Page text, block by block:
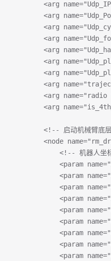
<arg
<arg
<arg
<arg
<arg
<arg
<arg
<arg
<arg name="radio
<arg
<!-- 启动机械臂底
<node
<!-- 机器人坐
<param
<param
<param
<param
<param
<param
<param
<param
<param